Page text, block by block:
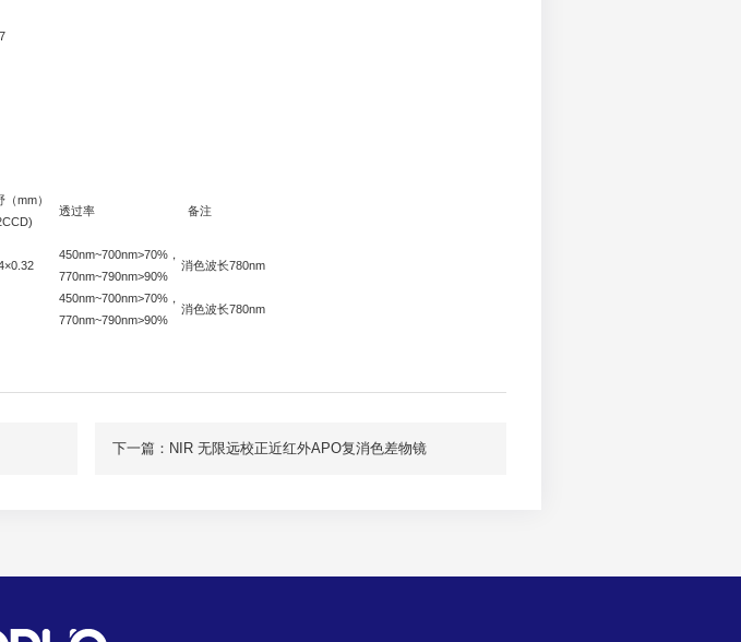
（mm）
透过率 备注
450nm~700nm>70%，
770nm~790nm>90%
消色波长780nm
450nm~700nm>70%，
770nm~790nm>90%
消色波长780nm
下一篇：NIR 无限远校正近红外APO复消色差物镜